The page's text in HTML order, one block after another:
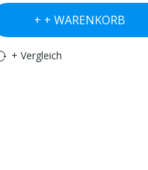
+ WARENKORB
+ Vergleich